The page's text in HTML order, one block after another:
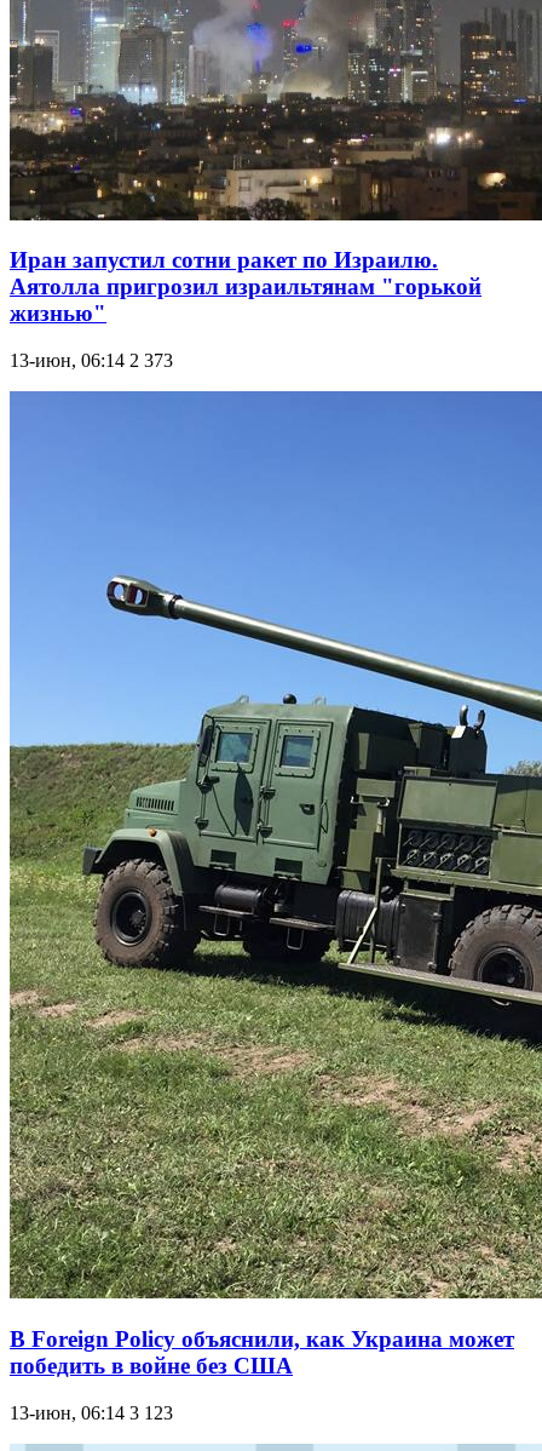
Иран запустил сотни ракет по Израилю.
Аятолла пригрозил израильтянам "горькой
жизнью"
13-июн, 06:14 2 373
В Foreign Policy объяснили, как Украина может
победить в войне без США
13-июн, 06:14 3 123